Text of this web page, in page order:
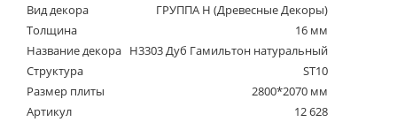
Вид декора
ГРУППА Н (Древесные Декоры)
Толщина
16 мм
Название декора H3303 Дуб Гамильтон натуральный
Структура
ST10
Размер плиты
2800*2070 мм
Артикул
12 628